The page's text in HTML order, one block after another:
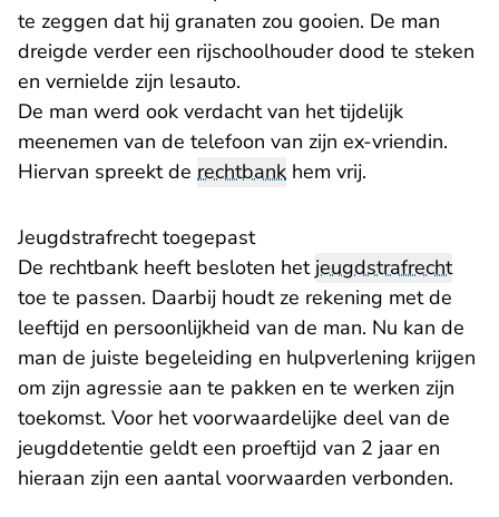
te zeggen dat hij granaten zou gooien. De man
dreigde verder een rijschoolhouder dood te steken
en vernielde zijn lesauto.
De man werd ook verdacht van het tijdelijk
meenemen van de telefoon van zijn ex-vriendin.
Hiervan spreekt de rechtbank hem vrij.
Jeugdstrafrecht toegepast
De rechtbank heeft besloten het jeugdstrafrecht
toe te passen. Daarbij houdt ze rekening met de
leeftijd en persoonlijkheid van de man. Nu kan de
man de juiste begeleiding en hulpverlening krijgen
om zijn agressie aan te pakken en te werken zijn
toekomst. Voor het voorwaardelijke deel van de
jeugddetentie geldt een proeftijd van 2 jaar en
hieraan zijn een aantal voorwaarden verbonden.